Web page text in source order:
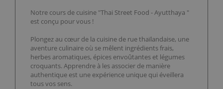
Notre cours de cuisine "Thai Street Food - Ayutthaya "
est conçu pour vous !
Plongez au cœur de la cuisine de rue thaïlandaise, une
aventure culinaire où se mêlent ingrédients frais,
herbes aromatiques, épices envoûtantes et légumes
croquants. Apprendre à les associer de manière
authentique est une expérience unique qui éveillera
tous vos sens.